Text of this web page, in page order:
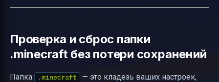
Проверка и сброс папки
.minecraft без потери сохранений
Папка .minecraft
— это кладезь ваших настроек,